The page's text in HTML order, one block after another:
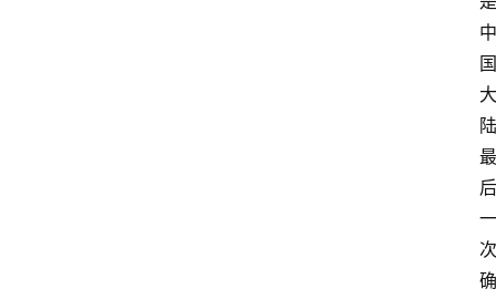
中
国
大
陆
最
后
一
次
确